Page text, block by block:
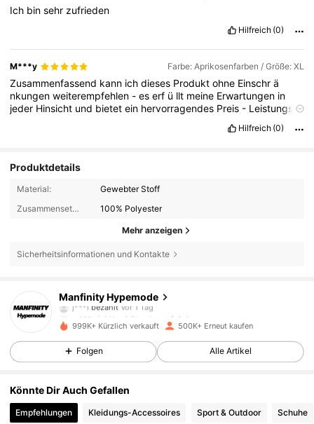
Ich binsehr zufrieden
Hilfreich (0)
M***y Farbe: Aprikosenfarben / Größe: XL
Zusammenfassend kann ichdieses Produktohne Einschrä
nkungenweiterempfehlen -eserf ü llt meine Erwartungen in
jeder Hinsicht und bietetein hervorragendes Preis - Leistungs-
Hilfreich (0)
Produktdetails
Material:
Gewebter Stoff
Zusammensetzung:
100% Polyester
Mehr anzeigen
Sicherheitsinformationen und Kontakte
Manfinity Hypemode
j***ibezahlt Vor 1 Tag
m***uistVor 4 Stunden
999K+ Kürzlich verkauft 500K+ Erneut kaufen
Folgen Alle Artikel
Könnte Dir Auch Gefallen
Empfehlungen Kleidungs-Accessoires Sport & Outdoor Schuhe